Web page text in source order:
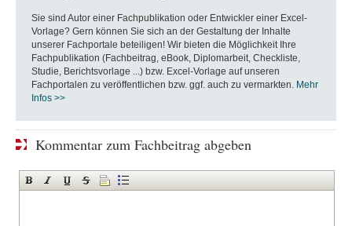
Sie sind Autor einer Fachpublikation oder Entwickler einer Excel-
Vorlage? Gern können Sie sich an der Gestaltung der Inhalte
unserer Fachportale beteiligen! Wir bieten die Möglichkeit Ihre
Fachpublikation (Fachbeitrag, eBook, Diplomarbeit, Checkliste,
Studie, Berichtsvorlage ...) bzw. Excel-Vorlage auf unseren
Fachportalen zu veröffentlichen bzw. ggf. auch zu vermarkten. Mehr
Infos >>
Kommentar zum Fachbeitrag abgeben